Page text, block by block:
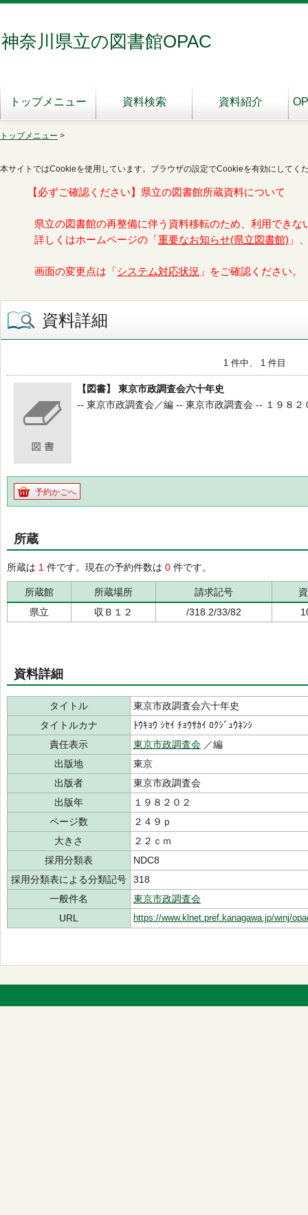
神奈川県立の図書館OPAC
トップメニュー 資料検索 資料紹介
トップメニュー >
本サイトではCookieを使用しています。ブラウザの設定でCookieを有効にしてく
【必ずご確認ください】県立の図書館所蔵資料について
県立の図書館の再整備に伴う資料移転のため、利用できな
詳しくはホームページの「 重要なお知らせ(県立図書館) 」
画面の変更点は「 システム対応状況 」をご確認ください。
資料詳細
1 件中、 1 件目
【図書】 東京市政調査会六十年史
-- 東京市政調査会／編 -- 東京市政調査会 -- １９８２
予約かごへ
所蔵
所蔵は 1 件です。現在の予約件数は 0 件です。
所蔵館 所蔵場所 請求記号
県立
収Ｂ１２ /318.2/33/82
資料詳細
タイトル
東京市政調査会六十年史
タイトルカナ
ﾄｳｷｮｳ ｼｾｲ ﾁｮｳｻｶｲ ﾛｸｼﾞｭｳﾈﾝｼ
責任表示
東京市政調査会 ／編
出版地
東京
出版者
東京市政調査会
出版年
１９８２０２
ページ数
２４９ｐ
大きさ
２２ｃｍ
採用分類表
NDC8
採用分類表による分類記号
318
一般件名
東京市政調査会
URL
https://www.klnet.pref.kanagawa.jp/winj/